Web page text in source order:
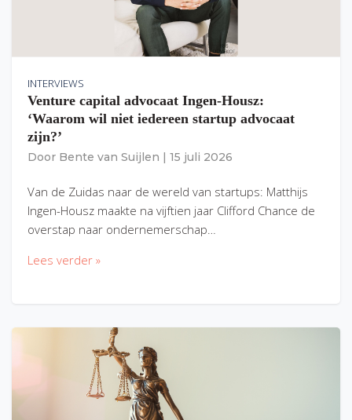
INTERVIEWS
Venture capital advocaat Ingen-Housz:
‘Waarom wil niet iedereen startup advocaat
zijn?’
Door Bente van Suijlen 15 juli 2026
Van de Zuidas naar de wereld van startups: Matthijs
Ingen-Housz maakte na vijftien jaar Clifford Chance de
overstap naar ondernemerschap…
Lees verder »